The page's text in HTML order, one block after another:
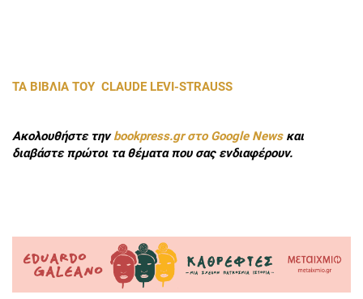
ΤΑ ΒΙΒΛΙΑ ΤΟΥ CLAUDE LEVI-STRAUSS
Ακολουθήστε τηνbookpress.gr στο Google Newsκαι
διαβάστε πρώτοι τα θέματα που σας ενδιαφέρουν.